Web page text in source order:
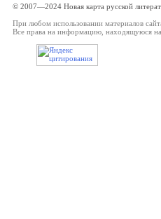
© 2007—2024 Новая карта русской
При любом использовании материалов
Все права на информацию, находящуюся на